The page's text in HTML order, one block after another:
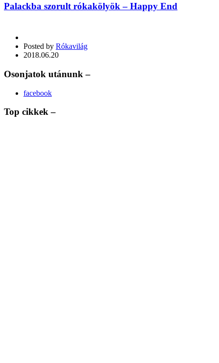
Palackba szorult rókakölyök – Happy End
Posted by Rókavilág
2018.06.20
Osonjatok utánunk –
facebook
Top cikkek –